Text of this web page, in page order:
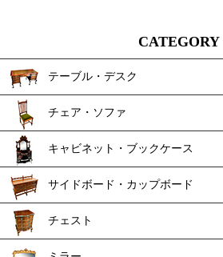
CATEGORY
テーブル・デスク
チェア・ソファ
キャビネット・ブックケース
サイドボード・カップボード
チェスト